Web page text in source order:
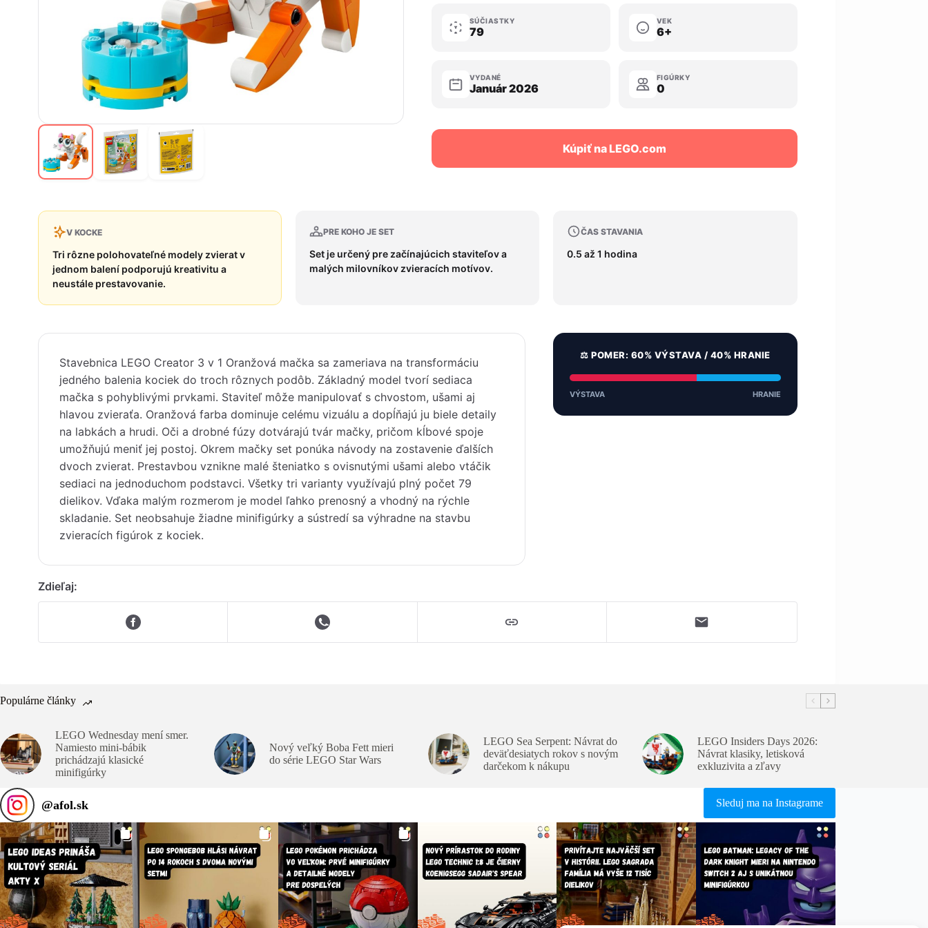
SÚČIASTKY
79
VEK
6+
VYDANÉ
Január 2026
FIGÚRKY
0
Kúpiť na LEGO.com
V KOCKE
Tri rôzne polohovateľné modely zvierat v
jednom balení podporujú kreativitu a
neustále prestavovanie.
PRE KOHO JE SET
Set je určený pre začínajúcich staviteľov a
malých milovníkov zvieracích motívov.
ČAS STAVANIA
0.5 až 1 hodina
Stavebnica LEGO Creator 3 v 1 Oranžová mačka sa zameriava na transformáciu
jedného balenia kociek do troch rôznych podôb. Základný model tvorí sediaca
mačka s pohyblivými prvkami. Staviteľ môže manipulovať s chvostom, ušami aj
hlavou zvieraťa. Oranžová farba dominuje celému vizuálu a dopĺňajú ju biele detaily
na labkách a hrudi. Oči a drobné fúzy dotvárajú tvár mačky, pričom kĺbové spoje
umožňujú meniť jej postoj. Okrem mačky set ponúka návody na zostavenie ďalších
dvoch zvierat. Prestavbou vznikne malé šteniatko s ovisnutými ušami alebo vtáčik
sediaci na jednoduchom podstavci. Všetky tri varianty využívajú plný počet 79
dielikov. Vďaka malým rozmerom je model ľahko prenosný a vhodný na rýchle
skladanie. Set neobsahuje žiadne minifigúrky a sústredí sa výhradne na stavbu
zvieracích figúrok z kociek.
⚖️ POMER: 60% VÝSTAVA / 40% HRANIE
VÝSTAVA HRANIE
Zdieľaj:
Populárne články
LEGO Wednesday mení smer.
Namiesto mini-bábik
prichádzajú klasické
minifigúrky
Nový veľký Boba Fett mieri
do série LEGO Star Wars
LEGO Sea Serpent: Návrat do
deväťdesiatych rokov s novým
darčekom k nákupu
LEGO Insiders Days 2026:
Návrat klasiky, letisková
exkluzivita a zľavy
@afol.sk Sleduj ma na Instagrame